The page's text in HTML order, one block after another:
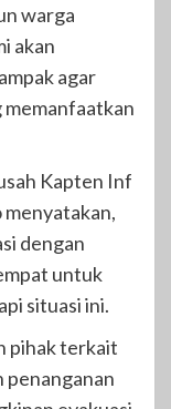
warga
akan
agar
Kapten Inf
menyatakan,
dengan
untuk
situasi ini.
pihak terkait
penanganan